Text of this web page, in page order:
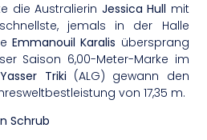
die Australierin Jessica Hull mit
jemals in der Halle
Emmanouil Karalis übersprang
Saison 6,00-Meter-Marke im
Yasser Triki (ALG) gewann den
von 17,35 m.
Schrub